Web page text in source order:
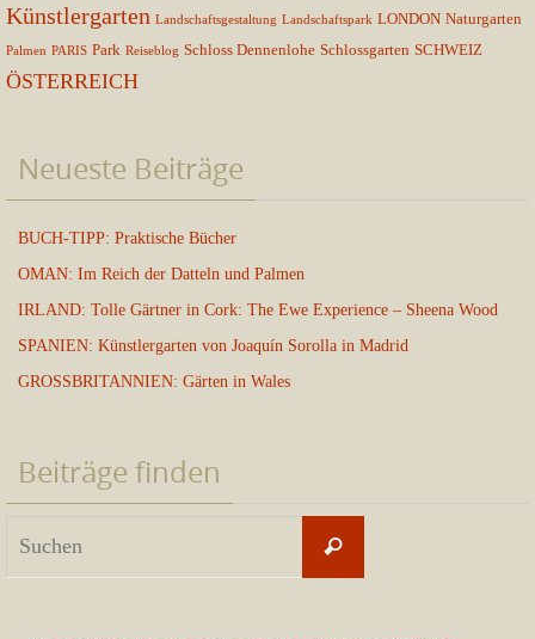
Künstlergarten Landschaftsgestaltung Landschaftspark LONDON Naturgarten
Palmen PARIS Park Reiseblog Schloss Dennenlohe Schlossgarten SCHWEIZ
ÖSTERREICH
Neueste Beiträge
BUCH-TIPP: Praktische Bücher
OMAN: Im Reich der Datteln und Palmen
IRLAND: Tolle Gärtner in Cork: The Ewe Experience – Sheena Wood
SPANIEN: Künstlergarten von Joaquín Sorolla in Madrid
GROSSBRITANNIEN: Gärten in Wales
Beiträge finden
Suchen